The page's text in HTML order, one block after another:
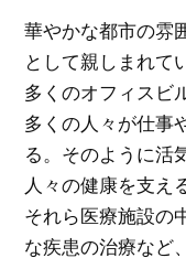
華やかな都市の雰
として親しまれて
多くのオフィスビ
多くの人々が仕事
る。 そのように活
人々の健康を支え
それら医療施設の
な疾患の治療など